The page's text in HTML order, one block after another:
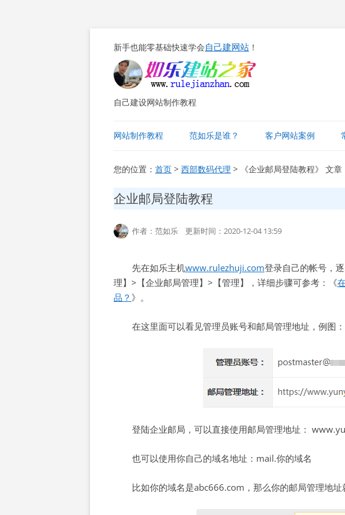
新手也能零基础快速学会自己建网站 ！
自己建设网站制作教程
网站制作教程 范如乐是谁？ 客户网站案例
您的位置： 首页 > 西部数码代理 > 《企业邮局登陆教程》 文章
企业邮局登陆教程
作者：范如乐 更新时间：2020-12-04 13:59
先在如乐主机www.rulezhuji.com登录自己的帐号，
理】>【企业邮局管理】>【管理】，详细步骤可参考：《
品？ 》。
在这里面可以看见管理员账号和邮局管理地址，例图：
登陆企业邮局，可以直接使用邮局管理地址：
也可以使用你自己的域名地址：mail.你的域名
比如你的域名是abc666.com，那么你的邮局管理地